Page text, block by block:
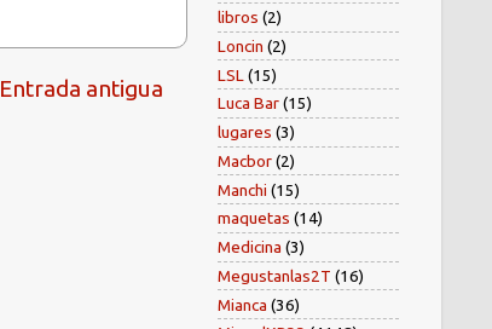
Entrada antigua
libros (2)
Loncin (2)
LSL (15)
Luca Bar(15)
lugares (3)
Macbor(2)
Manchi (15)
maquetas (14)
Medicina (3)
Megustanlas2T (16)
Mianca (36)